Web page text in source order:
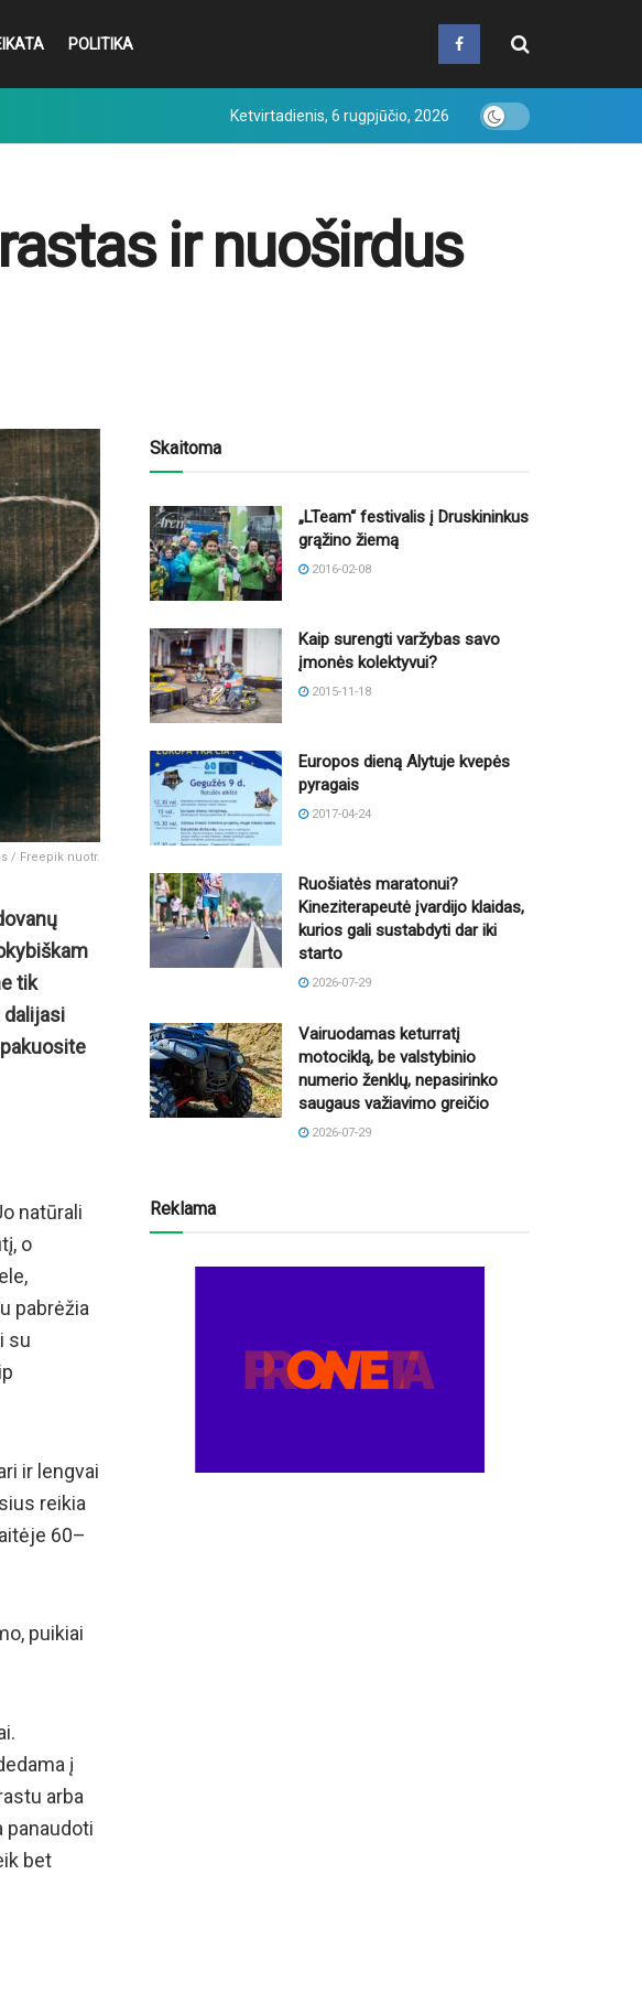
POLITIKA
Ketvirtadienis, 6 rugpjūčio, 2026
ir nuoširdus
/ Freepik nuotr.
tik
dalijasi
natūrali
o
pabrėžia
su
ir lengvai
reikia
60–
puikiai
į
arba
panaudoti
bet
Skaitoma
„LTeam“ festivalis į Druskininkus
grąžino žiemą
2016-02-08
Kaip surengti varžybas savo
įmonės kolektyvui?
2015-11-18
Europos dieną Alytuje kvepės
pyragais
2017-04-24
Ruošiatės maratonui?
Kineziterapeutė įvardijo klaidas,
kurios gali sustabdyti dar iki
starto
2026-07-29
Vairuodamas keturratį
motociklą, be valstybinio
numerio ženklų, nepasirinko
saugaus važiavimo greičio
2026-07-29
Reklama